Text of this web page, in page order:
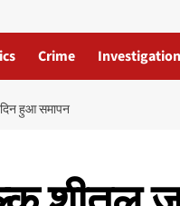
Crime Investigation
हुआ समापन